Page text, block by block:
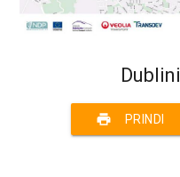
print PRINDI